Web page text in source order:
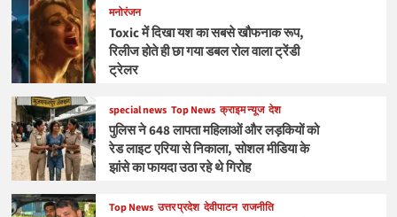
मनोरंजन
Toxic में दिखा यश का सबसे खौफनाक रूप,
रिलीज होते ही छा गया डबल रोल वाला ट्रेंडी
ट्रेलर
special news Top News क्राइम न्यूज देश
पुलिस ने 648 लापता महिलाओं और लड़कियों को
रेड लाइट एरिया से निकाला, सोशल मीडिया के
झांसे का फायदा उठा रहे थे गिरोह
Top News उत्तर प्रदेश देवीपाटन राजनीति